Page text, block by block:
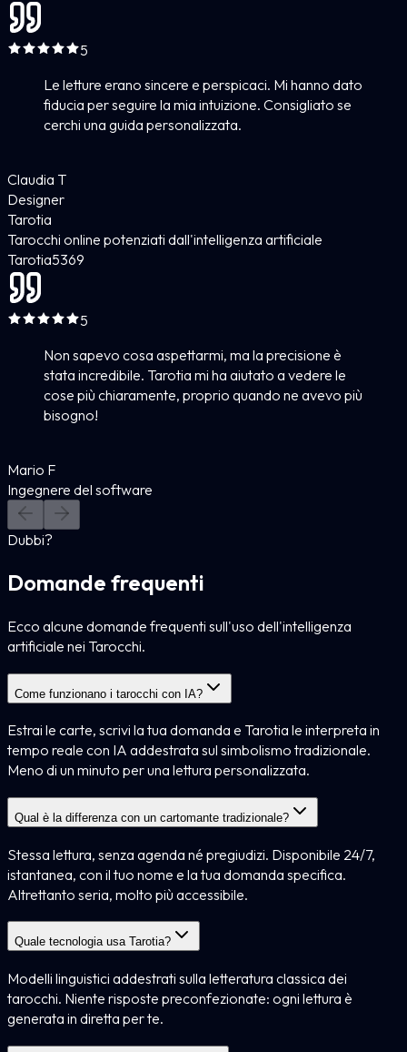
5
Le letture erano sincere e perspicaci. Mi hanno dato
fiducia per seguire la mia intuizione. Consigliato se
cerchi una guida personalizzata.
Claudia T
Designer
Tarotia
Tarocchi online potenziati dall'intelligenza artificiale
Tarotia5369
5
Non sapevo cosa aspettarmi, ma la precisione è
stata incredibile. Tarotia mi ha aiutato a vedere le
cose più chiaramente, proprio quando ne avevo più
bisogno!
Mario F
Ingegnere del software
Dubbi?
Domande frequenti
Ecco alcune domande frequenti sull'uso dell'intelligenza
artificiale nei Tarocchi.
Come funzionano i tarocchi con IA?
Estrai le carte, scrivi la tua domanda e Tarotia le interpreta in
tempo reale con IA addestrata sul simbolismo tradizionale.
Meno di un minuto per una lettura personalizzata.
Qual è la differenza con un cartomante tradizionale?
Stessa lettura, senza agenda né pregiudizi. Disponibile 24/7,
istantanea, con il tuo nome e la tua domanda specifica.
Altrettanto seria, molto più accessibile.
Quale tecnologia usa Tarotia?
Modelli linguistici addestrati sulla letteratura classica dei
tarocchi. Niente risposte preconfezionate: ogni lettura è
generata in diretta per te.